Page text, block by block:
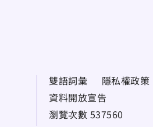
雙語詞彙 隱私權政策
資料開放宣告
瀏覽次數 537560